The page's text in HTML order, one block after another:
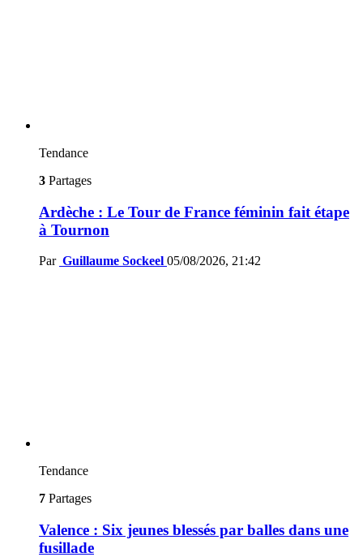
Tendance
3 Partages
Ardèche : Le Tour de France féminin fait étape
à Tournon
Par Guillaume Sockeel 05/08/2026, 21:42
Tendance
7 Partages
Valence : Six jeunes blessés par balles dans une
fusillade